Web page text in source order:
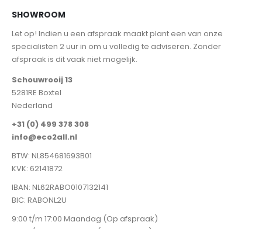
SHOWROOM
Let op! Indien u een afspraak maakt plant een van onze
specialisten 2 uur in om u volledig te adviseren. Zonder
afspraak is dit vaak niet mogelijk.
Schouwrooij 13
5281RE Boxtel
Nederland
+31 (0) 499 378 308
info@eco2all.nl
BTW: NL854681693B01
KVK: 62141872
IBAN: NL62RABO0107132141
BIC: RABONL2U
9:00 t/m 17:00 Maandag (Op afspraak)